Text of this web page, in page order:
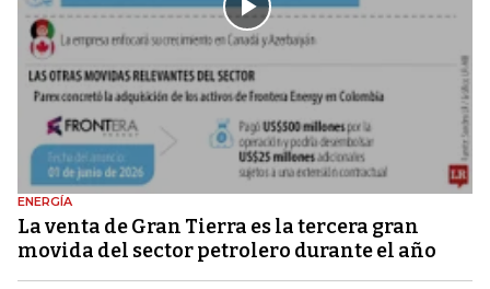
ENERGÍA
La venta de Gran Tierra es la tercera gran
movida del sector petrolero durante el año